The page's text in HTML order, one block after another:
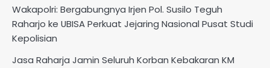
Wakapolri: Bergabungnya Irjen Pol. Susilo Teguh
Raharjo ke UBISA Perkuat Jejaring Nasional Pusat Studi
Kepolisian
Jasa Raharja Jamin Seluruh Korban Kebakaran KM